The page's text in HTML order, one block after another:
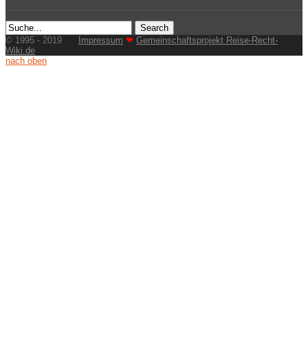
© 1995 - 2019 Impressum ❤ Gemeinschaftsprojekt Reise-Recht-
Wiki.de
nach oben